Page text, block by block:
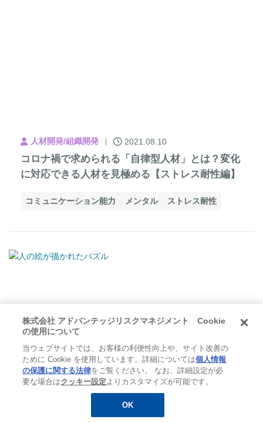
人材開発/組織開発 2021.08.10
コロナ禍で求められる「自律型人材」とは？変化
に対応できる人材を見極める【ストレス耐性編】
コミュニケーション能力 メンタル ストレス耐性
2022.09.01
人事考課とは？目的や考え方、適切な評価を行う
株式会社 アドバンテッジリスクマネジメント Cookie
の使用について
当ウェブサイトでは、お客様の利便性向上や、サイト改善の
ために Cookie を使用しています。詳細については個人情報
の保護に関する法律をご覧ください。 なお、詳細設定が必
要な場合はクッキー設定よりカスタマイズが可能です。
OK